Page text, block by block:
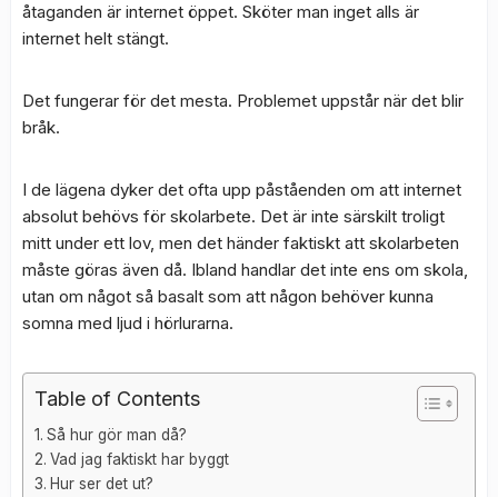
åtaganden är internet öppet. Sköter man inget alls är
internet helt stängt.
Det fungerar för det mesta. Problemet uppstår när det blir
bråk.
I de lägena dyker det ofta upp påståenden om att internet
absolut behövs för skolarbete. Det är inte särskilt troligt
mitt under ett lov, men det händer faktiskt att skolarbeten
måste göras även då. Ibland handlar det inte ens om skola,
utan om något så basalt som att någon behöver kunna
somna med ljud i hörlurarna.
Table of Contents
Så hur gör man då?
Vad jag faktiskt har byggt
Hur ser det ut?